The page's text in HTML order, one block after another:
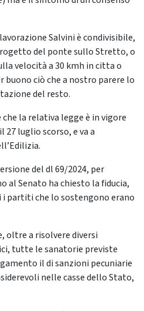
Salvini è condivisibile,
del ponte sullo Stretto, o
velocità a 30 kmh in citta o
buono ciò che a nostro parere lo
del resto.
la relativa legge è in vigore
27 luglio scorso, e va a
del dl 69/2024, per
al Senato ha chiesto la fiducia,
partiti che lo sostengono erano
oltre a risolvere diversi
tutte le sanatorie previste
il di sanzioni pecuniarie
nelle casse dello Stato,